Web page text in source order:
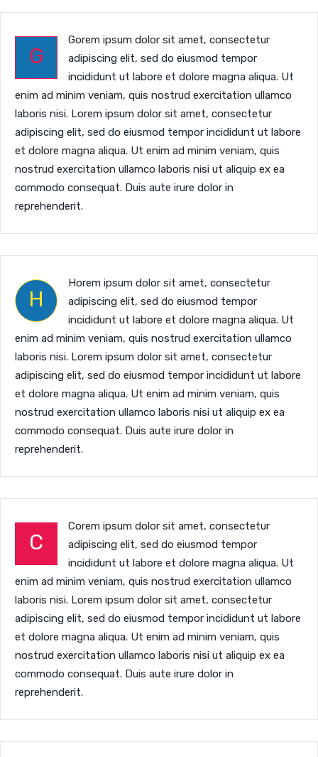
G
Gorem ipsum dolor sit amet, consectetur
adipiscing elit, sed do eiusmod tempor
incididunt ut labore et dolore magna aliqua. Ut
enim ad minim veniam, quis nostrud exercitation ullamco
laboris nisi. Lorem ipsum dolor sit amet, consectetur
adipiscing elit, sed do eiusmod tempor incididunt ut labore
et dolore magna aliqua. Ut enim ad minim veniam, quis
nostrud exercitation ullamco laboris nisi ut aliquip ex ea
commodo consequat. Duis aute irure dolor in
reprehenderit.
H
Horem ipsum dolor sit amet, consectetur
adipiscing elit, sed do eiusmod tempor
incididunt ut labore et dolore magna aliqua. Ut
enim ad minim veniam, quis nostrud exercitation ullamco
laboris nisi. Lorem ipsum dolor sit amet, consectetur
adipiscing elit, sed do eiusmod tempor incididunt ut labore
et dolore magna aliqua. Ut enim ad minim veniam, quis
nostrud exercitation ullamco laboris nisi ut aliquip ex ea
commodo consequat. Duis aute irure dolor in
reprehenderit.
C
Corem ipsum dolor sit amet, consectetur
adipiscing elit, sed do eiusmod tempor
incididunt ut labore et dolore magna aliqua. Ut
enim ad minim veniam, quis nostrud exercitation ullamco
laboris nisi. Lorem ipsum dolor sit amet, consectetur
adipiscing elit, sed do eiusmod tempor incididunt ut labore
et dolore magna aliqua. Ut enim ad minim veniam, quis
nostrud exercitation ullamco laboris nisi ut aliquip ex ea
commodo consequat. Duis aute irure dolor in
reprehenderit.